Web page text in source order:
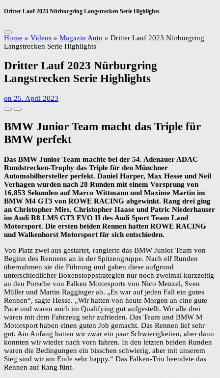
Dritter Lauf 2023 Nürburgring Langstrecken Serie Highlights
Home » Videos » Magazin Auto » Dritter Lauf 2023 Nürburgring
Langstrecken Serie Highlights
Dritter Lauf 2023 Nürburgring
Langstrecken Serie Highlights
on 25. April 2023
BMW Junior Team macht das Triple für
BMW perfekt
Das BMW Junior Team machte bei der 54. Adenauer ADAC
Rundstrecken-Trophy das Triple für den Münchner
Automobilhersteller perfekt. Daniel Harper, Max Hesse und Neil
Verhagen wurden nach 28 Runden mit einem Vorsprung von
16,853 Sekunden auf Marco Wittmann und Maxime Martin im
BMW M4 GT3 von ROWE RACING abgewinkt. Rang drei ging
an Christopher Mies, Christopher Haase und Patric Niederhauser
im Audi R8 LMS GT3 EVO II des Audi Sport Team Land
Motorsport. Die ersten beiden Rennen hatten ROWE RACING
und Walkenhorst Motorsport für sich entschieden.
Von Platz zwei aus gestartet, rangierte das BMW Junior Team von
Beginn des Rennens an in der Spitzengruppe. Nach elf Runden
übernahmen sie die Führung und gaben diese aufgrund
unterschiedlicher Boxenstoppstrategien nur noch zweimal kurzzeitig
an den Porsche von Falken Motorsports von Nico Menzel, Sven
Müller und Martin Ragginger ab. „Es war auf jeden Fall ein gutes
Rennen“, sagte Hesse. „Wir hatten von heute Morgen an eine gute
Pace und waren auch im Qualifying gut aufgestellt. Wir alle drei
waren mit dem Fahrzeug sehr zufrieden. Das Team und BMW M
Motorsport haben einen guten Job gemacht. Das Rennen lief sehr
gut. Am Anfang hatten wir zwar ein paar Schwierigkeiten, aber dann
konnten wir wieder nach vorn fahren. In den letzten beiden Runden
waren die Bedingungen ein bisschen schwierig, aber mit unserem
Sieg sind wir am Ende sehr happy.“ Das Falken-Trio beendete das
Rennen auf Rang fünf.